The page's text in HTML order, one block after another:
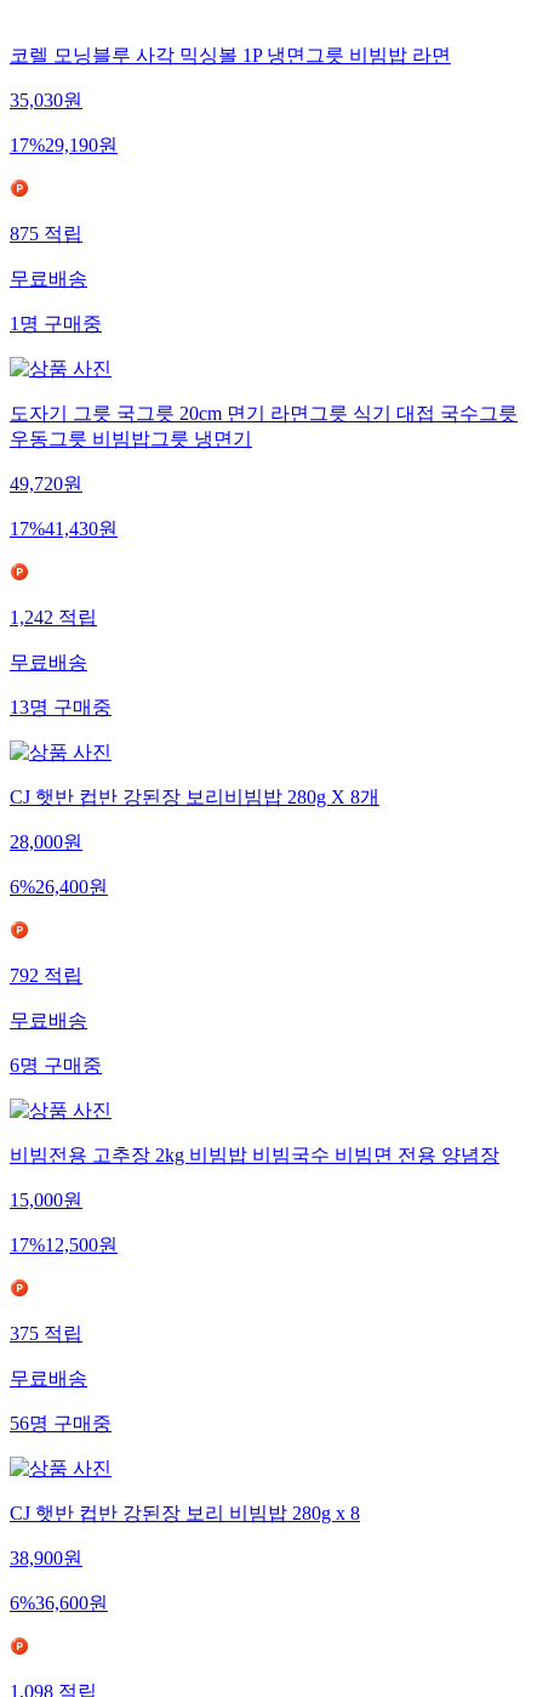
코렐 모닝블루 사각 믹싱볼 1P 냉면그릇 비빔밥 라면
35,030원
17%29,190원
875적립
무료배송
1명구매중
도자기 그릇 국그릇 20cm 면기 라면그릇 식기 대접 국수그릇
우동그릇 비빔밥그릇 냉면기
49,720원
17%41,430원
1,242적립
무료배송
13명구매중
CJ 햇반 컵반 강된장 보리비빔밥 280g X 8개
28,000원
6%26,400원
792적립
무료배송
6명구매중
비빔전용 고추장 2kg 비빔밥 비빔국수 비빔면 전용 양념장
15,000원
17%12,500원
375적립
무료배송
56명구매중
CJ 햇반 컵반 강된장 보리 비빔밥 280g x 8
38,900원
6%36,600원